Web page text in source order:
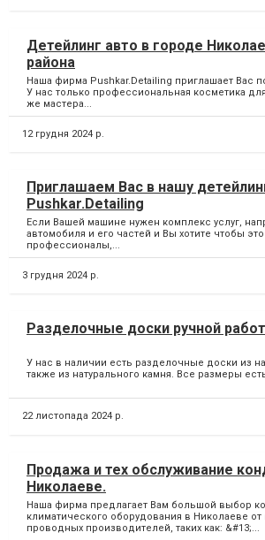
Детейлинг авто в городе
района
Наша фирма Pushkar.Detailing приглашает Вас
У нас только профессиональная косметика
же мастера...
12 грудня 2024 р.
Приглашаем Вас в нашу
Pushkar.Detailing
Если Вашей машине нужен комплекс услуг,
автомобиля и его частей и Вы хотите чтобы
профессионалы,...
3 грудня 2024 р.
Разделочные доски ручной
У нас в наличии есть разделочные доски из
также из натурального камня. Все размеры
22 листопада 2024 р.
Продажа и тех обслуживание
Николаеве.
Наша фирма предлагает Вам большой выбор
климатического оборудования в Николаеве
проводных производителей, таких как: &#13;...